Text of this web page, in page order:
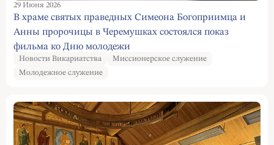
29 Июня 2026
В храме святых праведных Симеона Богоприимца и
Анны пророчицы в Черемушках состоялся показ
фильма ко Дню молодежи
Новости Викариатства
Миссионерское служение
Молодежное служение